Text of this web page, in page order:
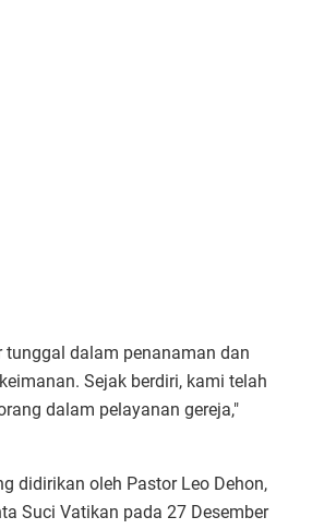
tunggal dalam penanaman dan
Sejak berdiri, kami telah
dalam pelayanan gereja,"
didirikan oleh Pastor Leo Dehon,
Suci Vatikan pada 27 Desember